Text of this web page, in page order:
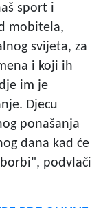
sport i
mobitela,
svijeta, za
i koji ih
im je
Djecu
ponašanja
dana kad će
podvlači